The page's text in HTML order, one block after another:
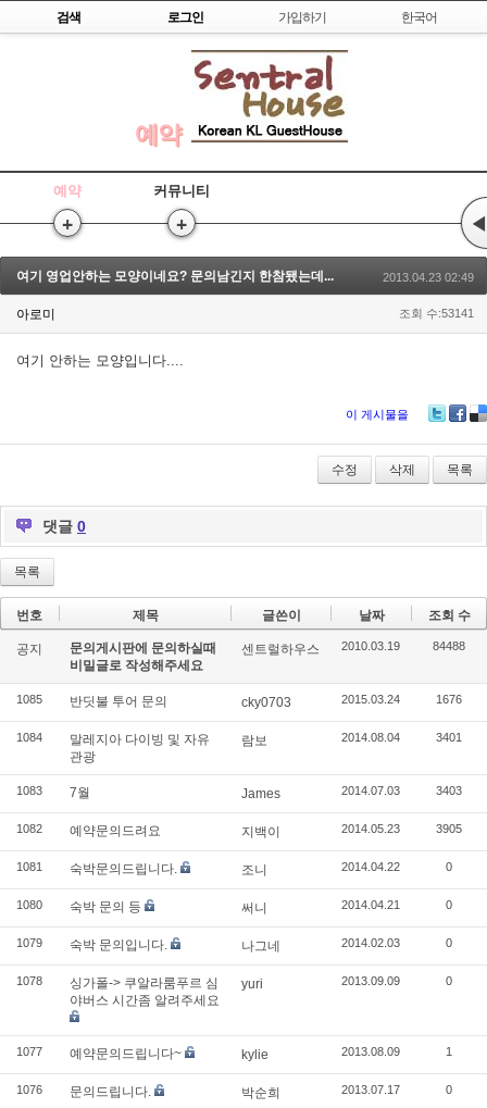
Skip to content
검색 로그인 가입하기 한국어
예약
예약
+
커뮤니티
+ ◀
여기 영업안하는 모양이네요? 문의남긴지 한참됐는데... 2013.04.23 02:49
아로미 조회 수:53141
여기 안하는 모양입니다....
이 게시물을
수정 삭제 목록
댓글 0
목록
번호 제목 글쓴이 날짜 조회 수
공지
문의게시판에 문의하실때
비밀글로 작성해주세요
센트럴하우스 2010.03.19 84488
1085 반딧불 투어 문의 cky0703 2015.03.24 1676
1084
말레지아 다이빙 및 자유
관광
람보 2014.08.04 3401
1083 7월 James 2014.07.03 3403
1082 예약문의드려요 지백이 2014.05.23 3905
1081 숙박문의드립니다. 조니 2014.04.22 0
1080 숙박 문의 등 써니 2014.04.21 0
1079 숙박 문의입니다. 나그네 2014.02.03 0
1078
싱가폴-> 쿠알라룸푸르 심
야버스 시간좀 알려주세요
yuri 2013.09.09 0
1077 예약문의드립니다~ kylie 2013.08.09 1
1076 문의드립니다. 박순희 2013.07.17 0